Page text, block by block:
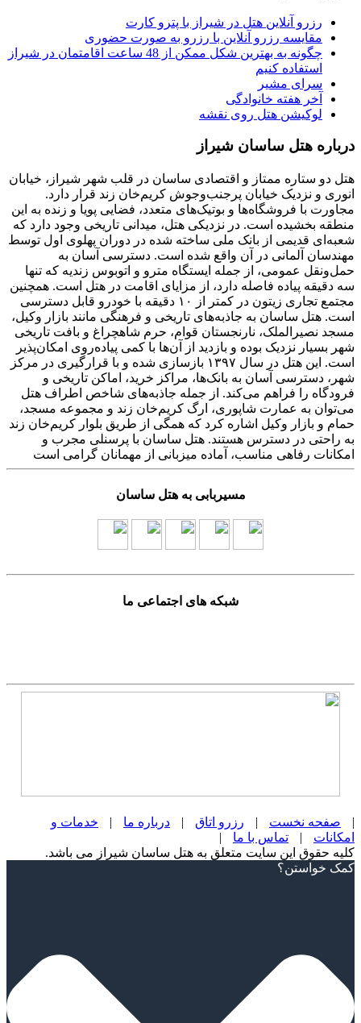
رزرو آنلاین هتل در شیراز با پترو کارت
مقایسه رزرو آنلاین با رزرو به صورت حضوری
چگونه به بهترین شکل ممکن از 48 ساعت اقامتمان در شیراز
استفاده کنیم
سرای مشیر
آخر هفته خانوادگی
لوکیشن هتل روی نقشه
درباره هتل ساسان شیراز
هتل دو ستاره ممتاز و اقتصادی ساسان در قلب شهر شیراز، خیابان
انوری و نزدیک خیابان پرجنب‌وجوش کریم‌خان زند قرار دارد.
مجاورت با فروشگاه‌ها و بوتیک‌های متعدد، فضایی پویا و زنده به این
منطقه بخشیده است. در نزدیکی هتل، میدانی تاریخی وجود دارد که
شعبه‌ای قدیمی از بانک ملی ساخته شده در دوران پهلوی اول توسط
مهندسان آلمانی در آن واقع شده است. دسترسی آسان به
حمل‌ونقل عمومی، از جمله ایستگاه مترو و اتوبوس زندیه که تنها
سه دقیقه پیاده فاصله دارد، از مزایای اقامت در هتل است. همچنین
مجتمع تجاری زیتون در کمتر از ۱۰ دقیقه با خودرو قابل دسترسی
است. هتل ساسان به جاذبه‌های تاریخی و فرهنگی مانند بازار وکیل،
مسجد نصیرالملک، نارنجستان قوام، حرم شاهچراغ و بافت تاریخی
شهر بسیار نزدیک بوده و بازدید از آن‌ها با کمی پیاده‌روی امکان‌پذیر
است. این هتل در سال ۱۳۹۷ بازسازی شده و با قرارگیری در مرکز
شهر، دسترسی آسان به بانک‌ها، مراکز خرید، اماکن تاریخی و
فرودگاه را فراهم می‌کند. از جمله جاذبه‌های شاخص اطراف هتل
می‌توان به عمارت شاپوری، ارگ کریم‌خان زند و مجموعه مسجد،
حمام و بازار وکیل اشاره کرد که همگی از طریق بلوار کریم‌خان زند
به راحتی در دسترس هستند. هتل ساسان با پرسنلی مجرب و
امکانات رفاهی مناسب، آماده میزبانی از مهمانان گرامی است
مسیربابی به هتل ساسان
شبکه های اجتماعی ما
| صفحه نخست | رزرو اتاق | درباره ما |
خدمات و
امکانات
| تماس با ما
|
کلیه حقوق این سایت متعلق به هتل ساسان شیراز می باشد.
Scroll
کمک خواستن؟